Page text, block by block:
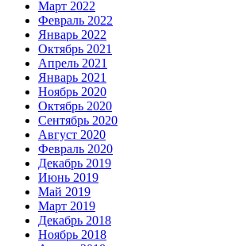
Март 2022
Февраль 2022
Январь 2022
Октябрь 2021
Апрель 2021
Январь 2021
Ноябрь 2020
Октябрь 2020
Сентябрь 2020
Август 2020
Февраль 2020
Декабрь 2019
Июнь 2019
Май 2019
Март 2019
Декабрь 2018
Ноябрь 2018